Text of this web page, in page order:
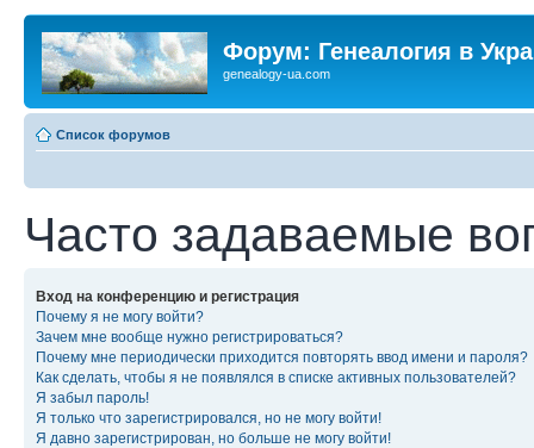
Форум: Генеалогия в
genealogy-ua.com
Список форумов
Часто задаваемые
Вход на конференцию и регистрация
Почему я не могу войти?
Зачем мне вообще нужно регистрироваться?
Почему мне периодически приходится повторять ввод имени и пароля?
Как сделать, чтобы я не появлялся в списке активных пользователей?
Я забыл пароль!
Я только что зарегистрировался, но не могу войти!
Я давно зарегистрирован, но больше не могу войти!